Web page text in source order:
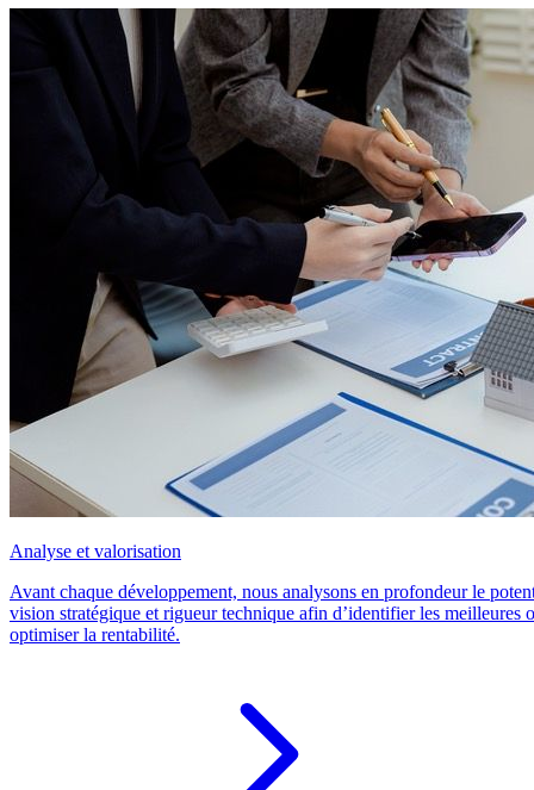
Analyse et valorisation
Avant chaque développement, nous analysons en profondeur le
vision stratégique et rigueur technique afin d’identifier les
optimiser la rentabilité.